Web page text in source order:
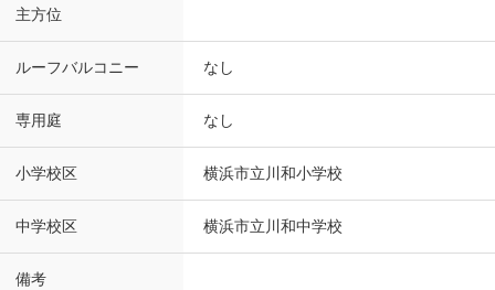
主方位
ルーフバルコニー なし
専用庭 なし
小学校区 横浜市立川和小学校
中学校区 横浜市立川和中学校
備考